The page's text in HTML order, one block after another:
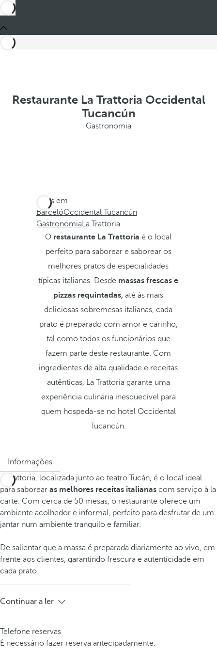
Restaurante La Trattoria Occidental
Tucancún
Gastronomia
Estes em
BarcelóOccidental Tucancún
GastronomiaLa Trattoria
O restaurante La Trattoria é o local
perfeito para saborear e saborear os
melhores pratos de especialidades
típicas italianas. Desde massas frescas e
pizzas requintadas, até às mais
deliciosas sobremesas italianas, cada
prato é preparado com amor e carinho,
tal como todos os funcionários que
fazem parte deste restaurante. Com
ingredientes de alta qualidade e receitas
autênticas, La Trattoria garante uma
experiência culinária inesquecível para
quem hospeda-se no hotel Occidental
Tucancún.
Informações
A Trattoria, localizada junto ao teatro Tucán, é o local ideal
para saborear as melhores receitas italianas com serviço à la
carte. Com cerca de 50 mesas, o restaurante oferece um
ambiente acolhedor e informal, perfeito para desfrutar de um
jantar num ambiente tranquilo e familiar.
De salientar que a massa é preparada diariamente ao vivo, em
frente aos clientes, garantindo frescura e autenticidade em
cada prato.
Continuar a ler
Telefone reservas
É necessário fazer reserva antecipadamente.